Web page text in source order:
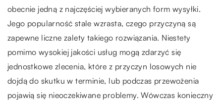
obecnie jedną z najczęściej wybieranych form wysyłki.
Jego popularność stale wzrasta, czego przyczyną są
zapewne liczne zalety takiego rozwiązania. Niestety
pomimo wysokiej jakości usług mogą zdarzyć się
jednostkowe zlecenia, które z przyczyn losowych nie
dojdą do skutku w terminie, lub podczas przewożenia
pojawią się nieoczekiwane problemy. Wówczas konieczny